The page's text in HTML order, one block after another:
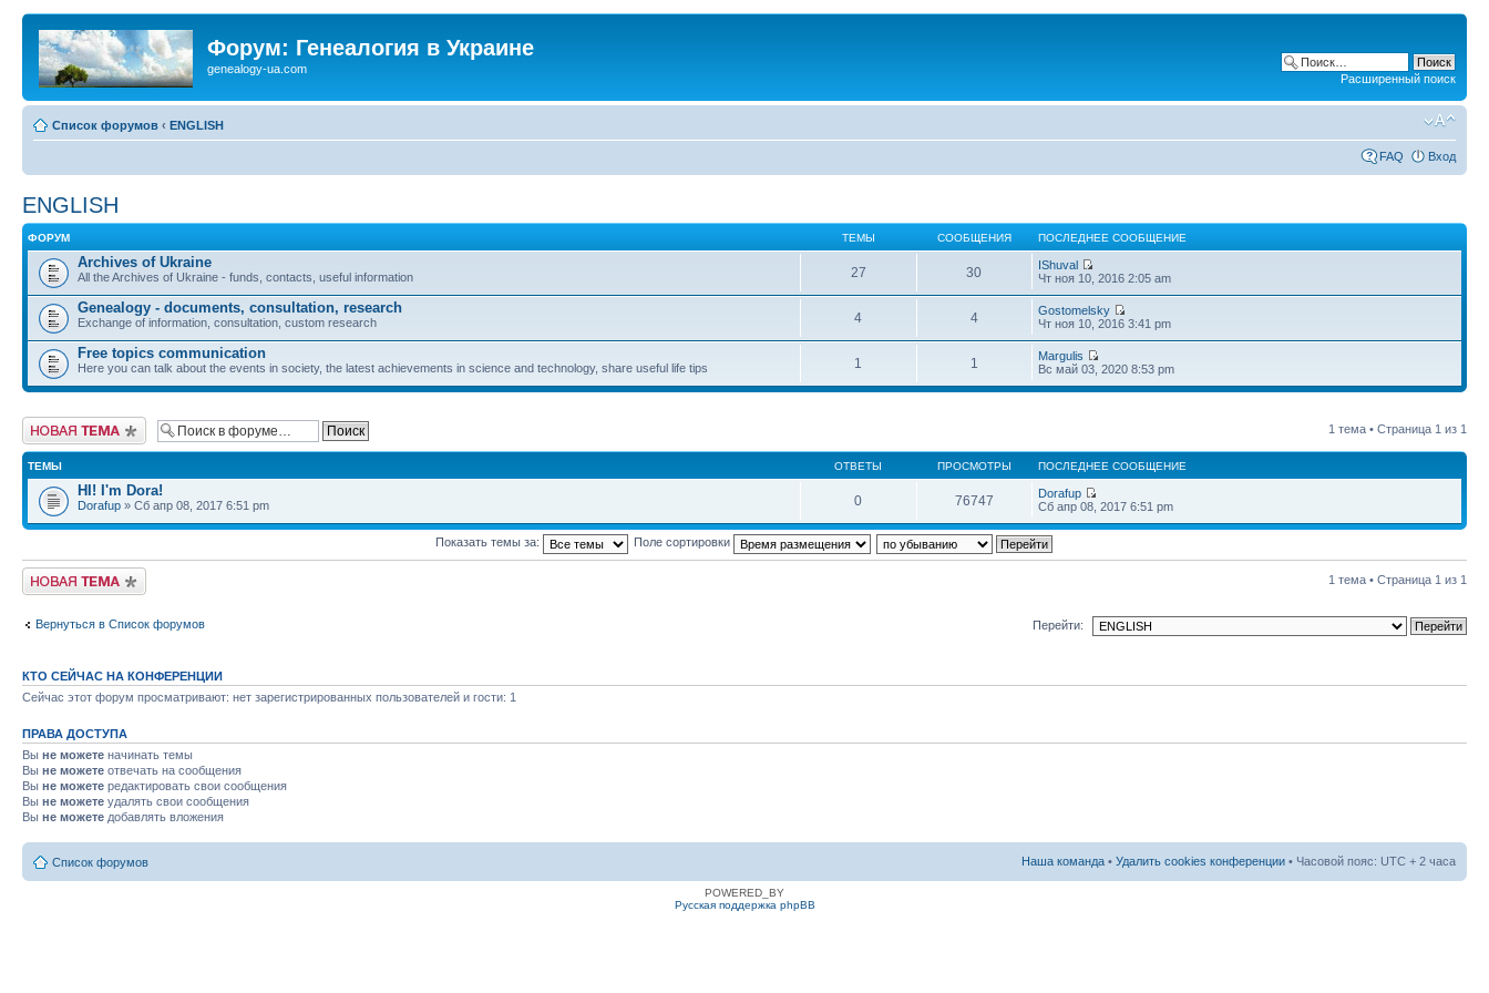
Форум: Генеалогия в Украине
genealogy-ua.com
Расширенный поиск
Список форумов ‹ ENGLISH
FAQ Вход
ENGLISH
ФОРУМ ТЕМЫ СООБЩЕНИЯ ПОСЛЕДНЕЕ СООБЩЕНИЕ
Archives of Ukraine
All the Archives of Ukraine - funds, contacts, useful information 27 30
IShuval
Чт ноя 10, 2016 2:05 am
Genealogy - documents, consultation, research
Exchange of information, consultation, custom research 4 4
Gostomelsky
Чт ноя 10, 2016 3:41 pm
Free topics communication
Here you can talk about the events in society, the latest achievements in science and technology, share useful life tips 1 1
Margulis
Вс май 03, 2020 8:53 pm
Новая тема 1 тема • Страница 1 из 1
ТЕМЫ ОТВЕТЫ ПРОСМОТРЫ ПОСЛЕДНЕЕ СООБЩЕНИЕ
HI! I'm Dora!
Dorafup » Сб апр 08, 2017 6:51 pm 0 76747
Dorafup
Сб апр 08, 2017 6:51 pm
Показать темы за: Поле сортировки
Новая тема 1 тема • Страница 1 из 1
Вернуться в Список форумов Перейти:
КТО СЕЙЧАС НА КОНФЕРЕНЦИИ
Сейчас этот форум просматривают: нет зарегистрированных пользователей и гости: 1
ПРАВА ДОСТУПА
Вы не можете начинать темы
Вы не можете отвечать на сообщения
Вы не можете редактировать свои сообщения
Вы не можете удалять свои сообщения
Вы не можете добавлять вложения
Список форумов Наша команда • Удалить cookies конференции • Часовой пояс: UTC + 2 часа
POWERED_BY
Русская поддержка phpBB